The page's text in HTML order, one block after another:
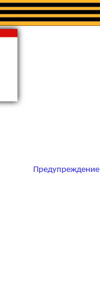
Предупреждение